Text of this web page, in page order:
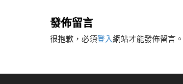
s
t
n
i
發佈留言
很抱歉，必須登入網站才能發佈留言。